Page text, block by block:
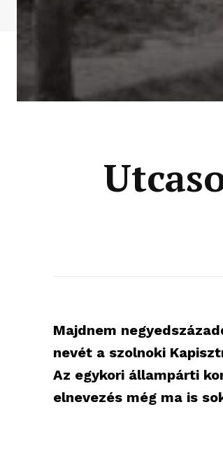
Majdnem
nevét a szolnoki
Az egykori állampárti
elnevezés még ma is